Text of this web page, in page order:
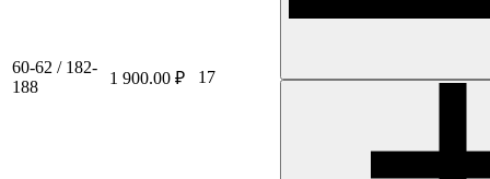
60-62 / 182-
188
1 900.00 ₽ 17